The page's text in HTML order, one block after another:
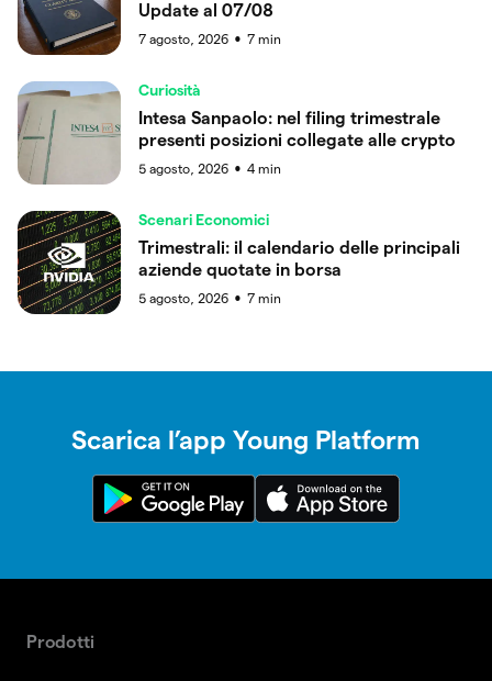
Update al 07/08
7 agosto, 2026 ● 7 min
Curiosità
Intesa Sanpaolo: nel filing trimestrale
presenti posizioni collegate alle crypto
5 agosto, 2026 ● 4 min
Scenari Economici
Trimestrali: il calendario delle principali
aziende quotate in borsa
5 agosto, 2026 ● 7 min
Scarica l’app Young Platform
Prodotti